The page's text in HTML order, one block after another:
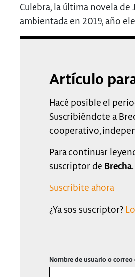
Culebra, la última novela de
ambientada en 2019, año
Artículo
Hacé posible el
Suscribiéndote a
cooperativo,
Para continuar
suscriptor de Brecha.
Suscribite ahora
¿Ya sos suscriptor?
Nombre de usuario o